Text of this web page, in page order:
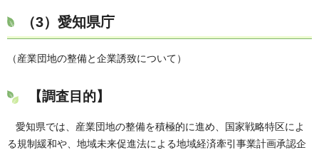
（3） 愛知県庁
（産業団地の整備と企業誘致について）
【調査目的】
愛知県では、産業団地の整備を積極的に進め、国家戦略特区によ
る規制緩和や、地域未来促進法による地域経済牽引事業計画承認企